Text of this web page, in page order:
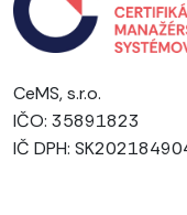
CeMS, s.r.o.
IČO: 35891823
IČ DPH: